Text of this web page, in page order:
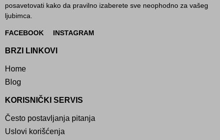
posavetovati kako da pravilno izaberete sve neophodno za vašeg
ljubimca.
FACEBOOK INSTAGRAM
BRZI LINKOVI
Home
Blog
KORISNIČKI SERVIS
Često postavljanja pitanja
Uslovi korišćenja